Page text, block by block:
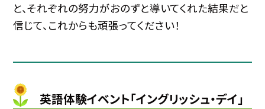
と、それぞれの努力がおのずと導いてくれた結果だと
信じて、これからも頑張ってください！
英語体験イベント「イングリッシュ・デイ」